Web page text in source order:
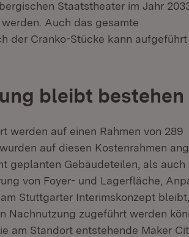
Staatstheater im Jahr
Auch das gesamte
der Cranko-Stücke kann aufgeführt
bleibt bestehen
werden auf einen Rahmen von 289
auf diesen Kostenrahmen
geplanten Gebäudeteilen, als auch
von Foyer- und Lagerfläche,
Stuttgarter Interimskonzept
zugeführt werden
am Standort entstehende Maker